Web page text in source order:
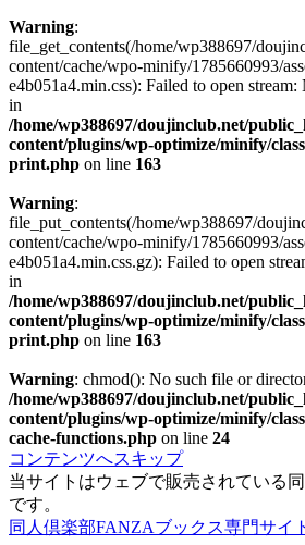
Warning:
file_get_contents(/home/wp388697/
content/cache/wpo-minify/1785660993/
e4b051a4.min.css): Failed to open
in
/home/wp388697/doujinclub.net/
content/plugins/wp-optimize/minify/
print.php on line 163
Warning:
file_put_contents(/home/wp388697/
content/cache/wpo-minify/1785660993/
e4b051a4.min.css.gz): Failed to open
in
/home/wp388697/doujinclub.net/
content/plugins/wp-optimize/minify/
print.php on line 163
Warning: chmod(): No such file or
/home/wp388697/doujinclub.net/
content/plugins/wp-optimize/minify/
cache-functions.php on line 24
コンテンツへスキップ
当サイトはウェブで販売されている
です。
同人倶楽部FANZAブックス専門サイ